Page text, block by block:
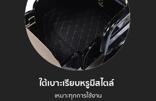
ใต้เบาะเรียบหรูมีสไตล์
เหมาะทุกการใช้งาน